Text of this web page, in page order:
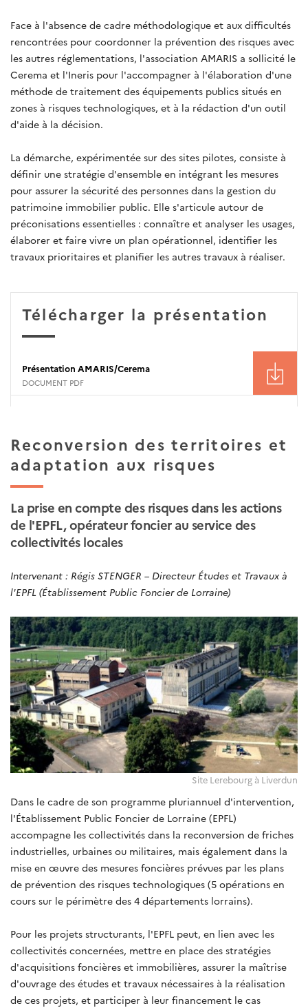
Face à l'absence de cadre méthodologique et aux difficultés
rencontrées pour coordonner la prévention des risques avec
les autres réglementations, l'association AMARIS a sollicité le
Cerema et l'Ineris pour l'accompagner à l'élaboration d'une
méthode de traitement des équipements publics situés en
zones à risques technologiques, et à la rédaction d'un outil
d'aide à la décision.
La démarche, expérimentée sur des sites pilotes, consiste à
définir une stratégie d'ensemble en intégrant les mesures
pour assurer la sécurité des personnes dans la gestion du
patrimoine immobilier public. Elle s'articule autour de
préconisations essentielles : connaître et analyser les usages,
élaborer et faire vivre un plan opérationnel, identifier les
travaux prioritaires et planifier les autres travaux à réaliser.
Télécharger la présentation
Présentation AMARIS/Cerema
DOCUMENT PDF
Reconversion des territoires et
adaptation aux risques
La prise en compte des risques dans les actions
de l'EPFL, opérateur foncier au service des
collectivités locales
Intervenant : Régis STENGER – Directeur Études et Travaux à
l'EPFL (Établissement Public Foncier de Lorraine)
Site Lerebourg à Liverdun
Dans le cadre de son programme pluriannuel d'intervention,
l'Établissement Public Foncier de Lorraine (EPFL)
accompagne les collectivités dans la reconversion de friches
industrielles, urbaines ou militaires, mais également dans la
mise en œuvre des mesures foncières prévues par les plans
de prévention des risques technologiques (5 opérations en
cours sur le périmètre des 4 départements lorrains).
Pour les projets structurants, l'EPFL peut, en lien avec les
collectivités concernées, mettre en place des stratégies
d'acquisitions foncières et immobilières, assurer la maîtrise
d'ouvrage des études et travaux nécessaires à la réalisation
de ces projets, et participer à leur financement le cas